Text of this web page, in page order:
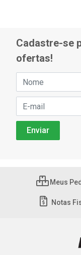
Cadastre-se
ofertas!
Meus
Notas